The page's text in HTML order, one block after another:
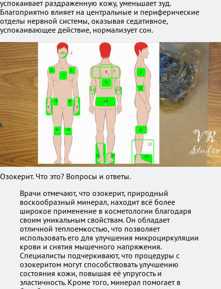
успокаивает раздраженную кожу, уменьшает зуд.
Благоприятно влияет на центральные и периферические
отделы нервной системы, оказывая седативное,
успокаивающее действие, нормализует сон.
Озокерит. Что это? Вопросы и ответы.
Врачи отмечают, что озокерит, природный
воскообразный минерал, находит всё более
широкое применение в косметологии благодаря
своим уникальным свойствам. Он обладает
отличной теплоемкостью, что позволяет
использовать его для улучшения микроциркуляции
крови и снятия мышечного напряжения.
Специалисты подчеркивают, что процедуры с
озокеритом могут способствовать улучшению
состояния кожи, повышая её упругость и
эластичность. Кроме того, минерал помогает в